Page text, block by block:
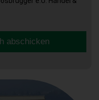
abschicken